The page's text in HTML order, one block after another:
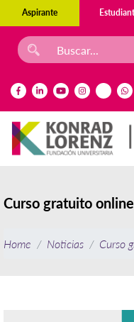
Aspirante
Curso gratuito
Home Noticias Curso